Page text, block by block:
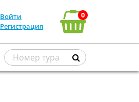
Войти
Регистрация
0